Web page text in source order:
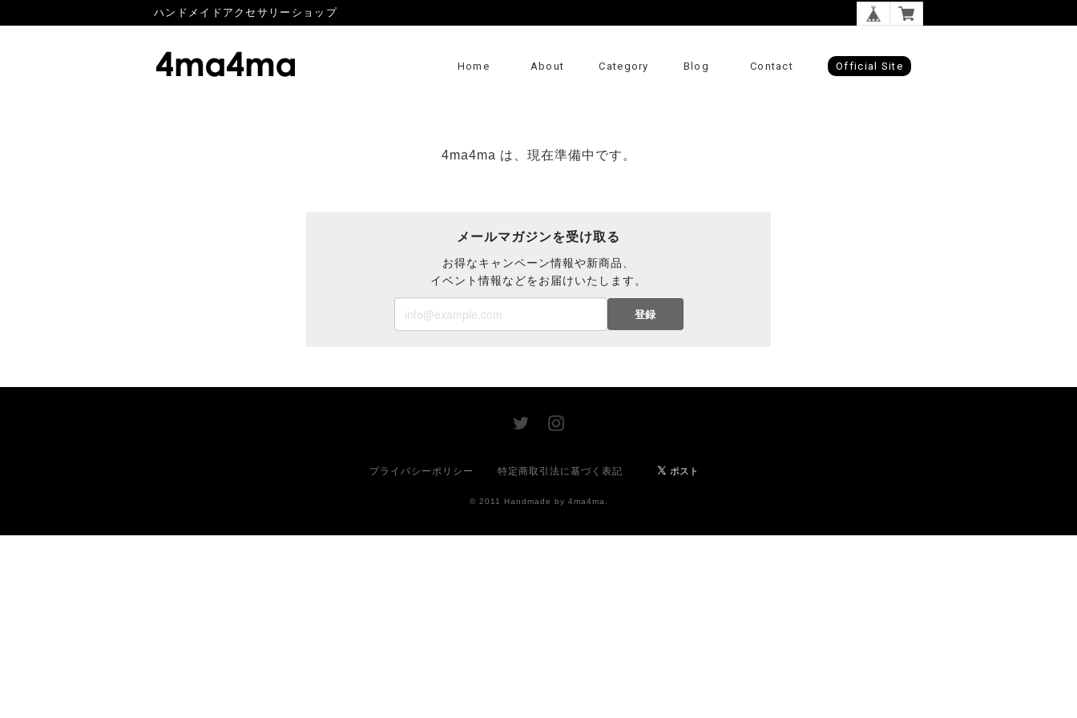
ハンドメイドアクセサリーショップ
Home About Category Blog Contact Official Site
4ma4ma は、現在準備中です。
メールマガジンを受け取る
お得なキャンペーン情報や新商品、
イベント情報などをお届けいたします。
登録
プライバシーポリシー 特定商取引法に基づく表記
© 2011 Handmade by 4ma4ma.